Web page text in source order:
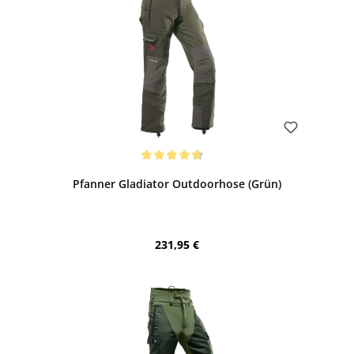
Pfanner Gladiator Outdoorhose (Grün)
Regulärer Preis:
231,95 €